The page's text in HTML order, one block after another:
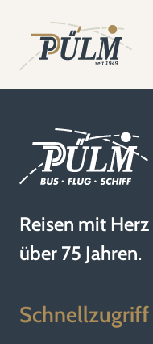
Reisen mit
über 75 Jahren.
Schnellzugriff